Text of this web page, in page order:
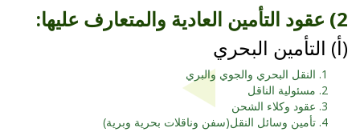
2) عقود التأمين العادية والمتعارف عليها:
(أ‌) التأمين البحري
النقل البحري والجوي والبري
مسئولية الناقل
عقود وكلاء الشحن
تأمين وسائل النقل(سفن وناقلات بحرية وبرية)